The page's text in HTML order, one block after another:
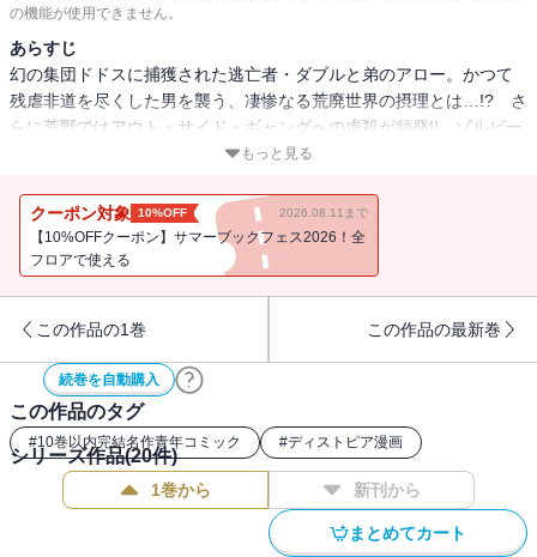
の機能が使用できません。
あらすじ
幻の集団ドドスに捕獲された逃亡者・ダブルと弟のアロー。かつて
残虐非道を尽くした男を襲う、凄惨なる荒廃世界の摂理とは…!? さ
らに荒野ではアウト・サイド・ギャングへの虐殺が頻発!! ゾルビー
ストからコンロを救出すべく、バド・ボスコスが決起する一方で、
もっと見る
クーポン対象 10%OFF 2026.08.11まで
【10%OFFクーポン】サマーブックフェス2026！全
フロアで使える
この作品の1巻 この作品の最新巻
続巻を自動購入
この作品のタグ
#10巻以内完結名作青年コミック #ディストピア漫画
シリーズ作品(20件)
1巻から 新刊から
まとめてカート